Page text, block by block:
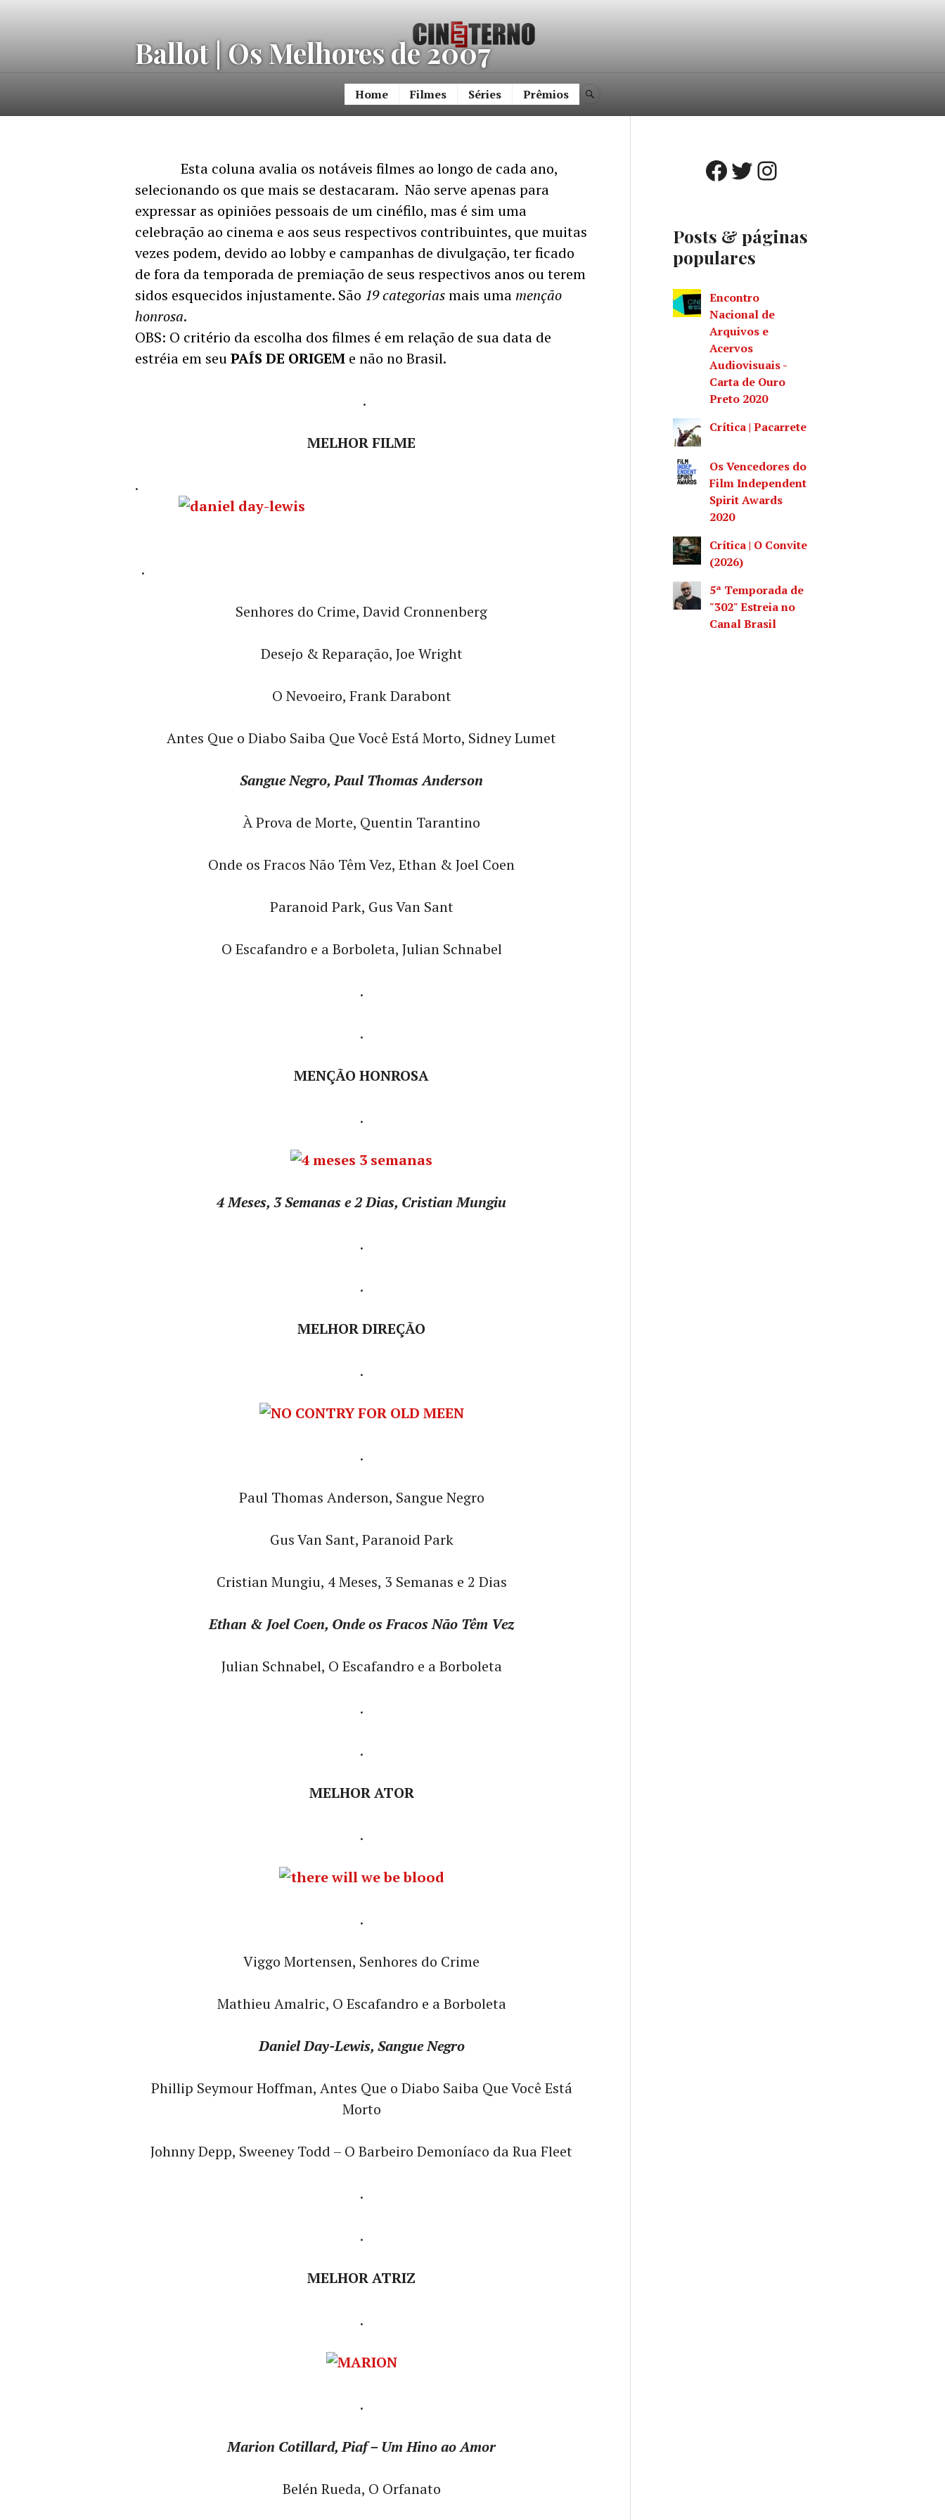
Cine Eterno
Home Filmes Séries Prêmios BUSCA
DO
ANO
Ballot | Os Melhores de 2007
Esta coluna avalia os notáveis filmes ao longo de cada ano,
selecionando os que mais se destacaram. Não serve apenas para
expressar as opiniões pessoais de um cinéfilo, mas é sim uma
celebração ao cinema e aos seus respectivos contribuintes, que muitas
vezes podem, devido ao lobby e campanhas de divulgação, ter ficado
de fora da temporada de premiação de seus respectivos anos ou terem
sidos esquecidos injustamente. São 19 categoriasmais uma menção
honrosa.
OBS: O critério da escolha dos filmes é em relação de sua data de
estréia em seuPAÍS DE ORIGEM e não no Brasil.
.
MELHOR FILME
.
.
Senhores do Crime, David Cronnenberg
Desejo & Reparação, Joe Wright
O Nevoeiro, Frank Darabont
Antes Que o Diabo Saiba Que Você Está Morto, Sidney Lumet
Sangue Negro, Paul Thomas Anderson
À Prova de Morte, Quentin Tarantino
Onde os Fracos Não Têm Vez, Ethan & Joel Coen
Paranoid Park, Gus Van Sant
O Escafandro e a Borboleta, Julian Schnabel
.
.
MENÇÃO HONROSA
.
4 Meses, 3 Semanas e 2 Dias, Cristian Mungiu
.
.
MELHOR DIREÇÃO
.
.
Paul Thomas Anderson, Sangue Negro
Gus Van Sant, Paranoid Park
Cristian Mungiu, 4 Meses, 3 Semanas e 2 Dias
Ethan & Joel Coen, Onde os Fracos Não Têm Vez
Julian Schnabel, O Escafandro e a Borboleta
.
.
MELHOR ATOR
.
.
Viggo Mortensen, Senhores do Crime
Mathieu Amalric, O Escafandro e a Borboleta
Daniel Day-Lewis, Sangue Negro
Phillip Seymour Hoffman, Antes Que o Diabo Saiba Que Você Está
Morto
Johnny Depp, Sweeney Todd – O Barbeiro Demoníaco da Rua Fleet
.
.
MELHOR ATRIZ
.
.
Marion Cotillard, Piaf – Um Hino ao Amor
Belén Rueda, O Orfanato
Facebook Twitter Instagram
Posts & páginas
populares
Encontro
Nacional de
Arquivos e
Acervos
Audiovisuais -
Carta de Ouro
Preto 2020
Crítica | Pacarrete
Os Vencedores do
Film Independent
Spirit Awards
2020
Crítica | O Convite
(2026)
5ª Temporada de
"302" Estreia no
Canal Brasil